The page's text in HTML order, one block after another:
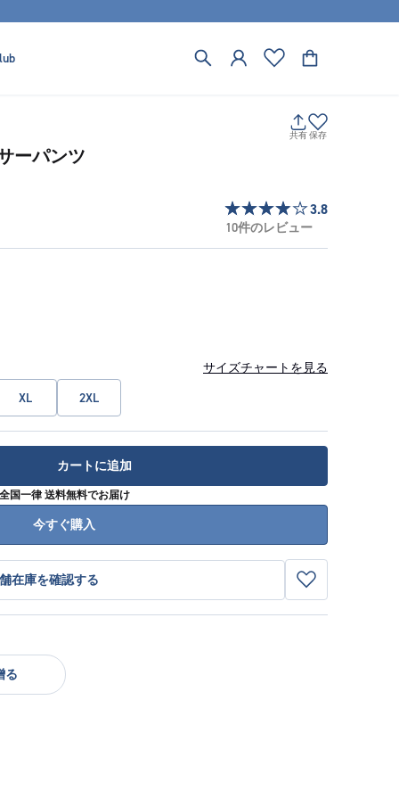
共有保存
ーパンツ
3.8
10件のレビュー
サイズチャートを見る
XL 2XL
カートに追加
国一律 送料無料でお届け
今すぐ購入
在庫を確認する
る